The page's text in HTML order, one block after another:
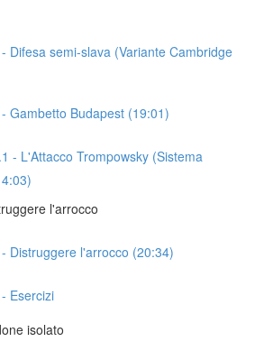
Difesa semi-slava (Variante Cambridge
Gambetto Budapest (19:01)
- L'Attacco Trompowsky (Sistema
l'arrocco
Distruggere l'arrocco (20:34)
Esercizi
isolato